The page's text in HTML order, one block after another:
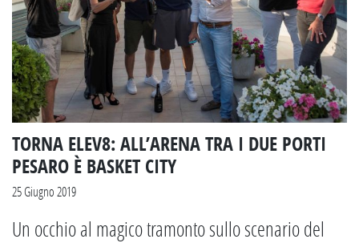
TORNA ELEV8: ALL’ARENA TRA I DUE PORTI
PESARO È BASKET CITY
25 Giugno 2019
Un occhio al magico tramonto sullo scenario del